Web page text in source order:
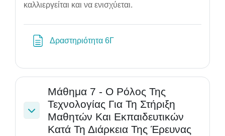
καλλιεργείται και να ενισχύεται.
Δραστηριότητα 6ΓPage
Collapse
Μάθημα 7 - Ο Ρόλος Της
Τεχνολογίας Για Τη Στήριξη
Μαθητών Και Εκπαιδευτικών
Κατά Τη Διάρκεια Της Έρευνας